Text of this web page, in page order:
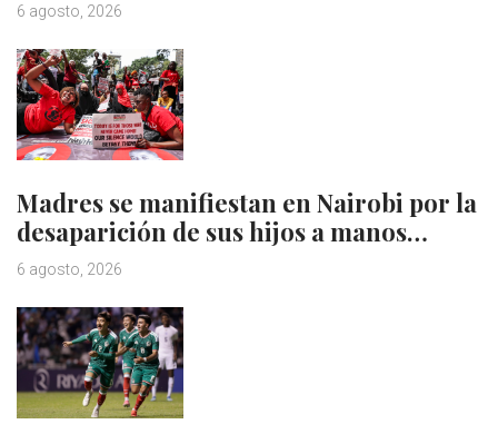
6 agosto, 2026
Madres se manifiestan en Nairobi por la
desaparición de sus hijos a manos…
6 agosto, 2026